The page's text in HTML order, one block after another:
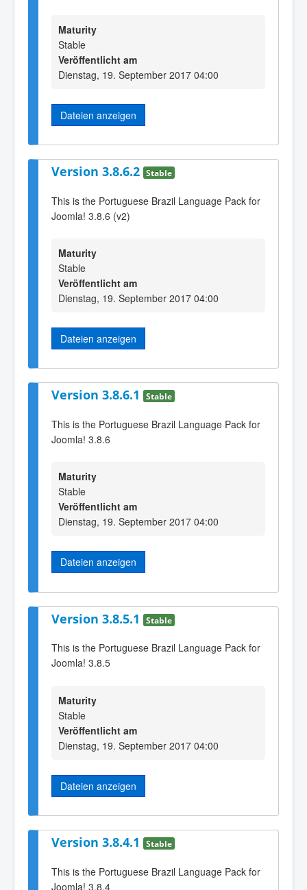
Maturity
Stable
Veröffentlicht am
Dienstag, 19. September 2017 04:00
Dateien anzeigen
Version 3.8.6.2 Stable
This is the Portuguese Brazil Language Pack for
Joomla! 3.8.6 (v2)
Maturity
Stable
Veröffentlicht am
Dienstag, 19. September 2017 04:00
Dateien anzeigen
Version 3.8.6.1 Stable
This is the Portuguese Brazil Language Pack for
Joomla! 3.8.6
Maturity
Stable
Veröffentlicht am
Dienstag, 19. September 2017 04:00
Dateien anzeigen
Version 3.8.5.1 Stable
This is the Portuguese Brazil Language Pack for
Joomla! 3.8.5
Maturity
Stable
Veröffentlicht am
Dienstag, 19. September 2017 04:00
Dateien anzeigen
Version 3.8.4.1 Stable
This is the Portuguese Brazil Language Pack for
Joomla! 3.8.4